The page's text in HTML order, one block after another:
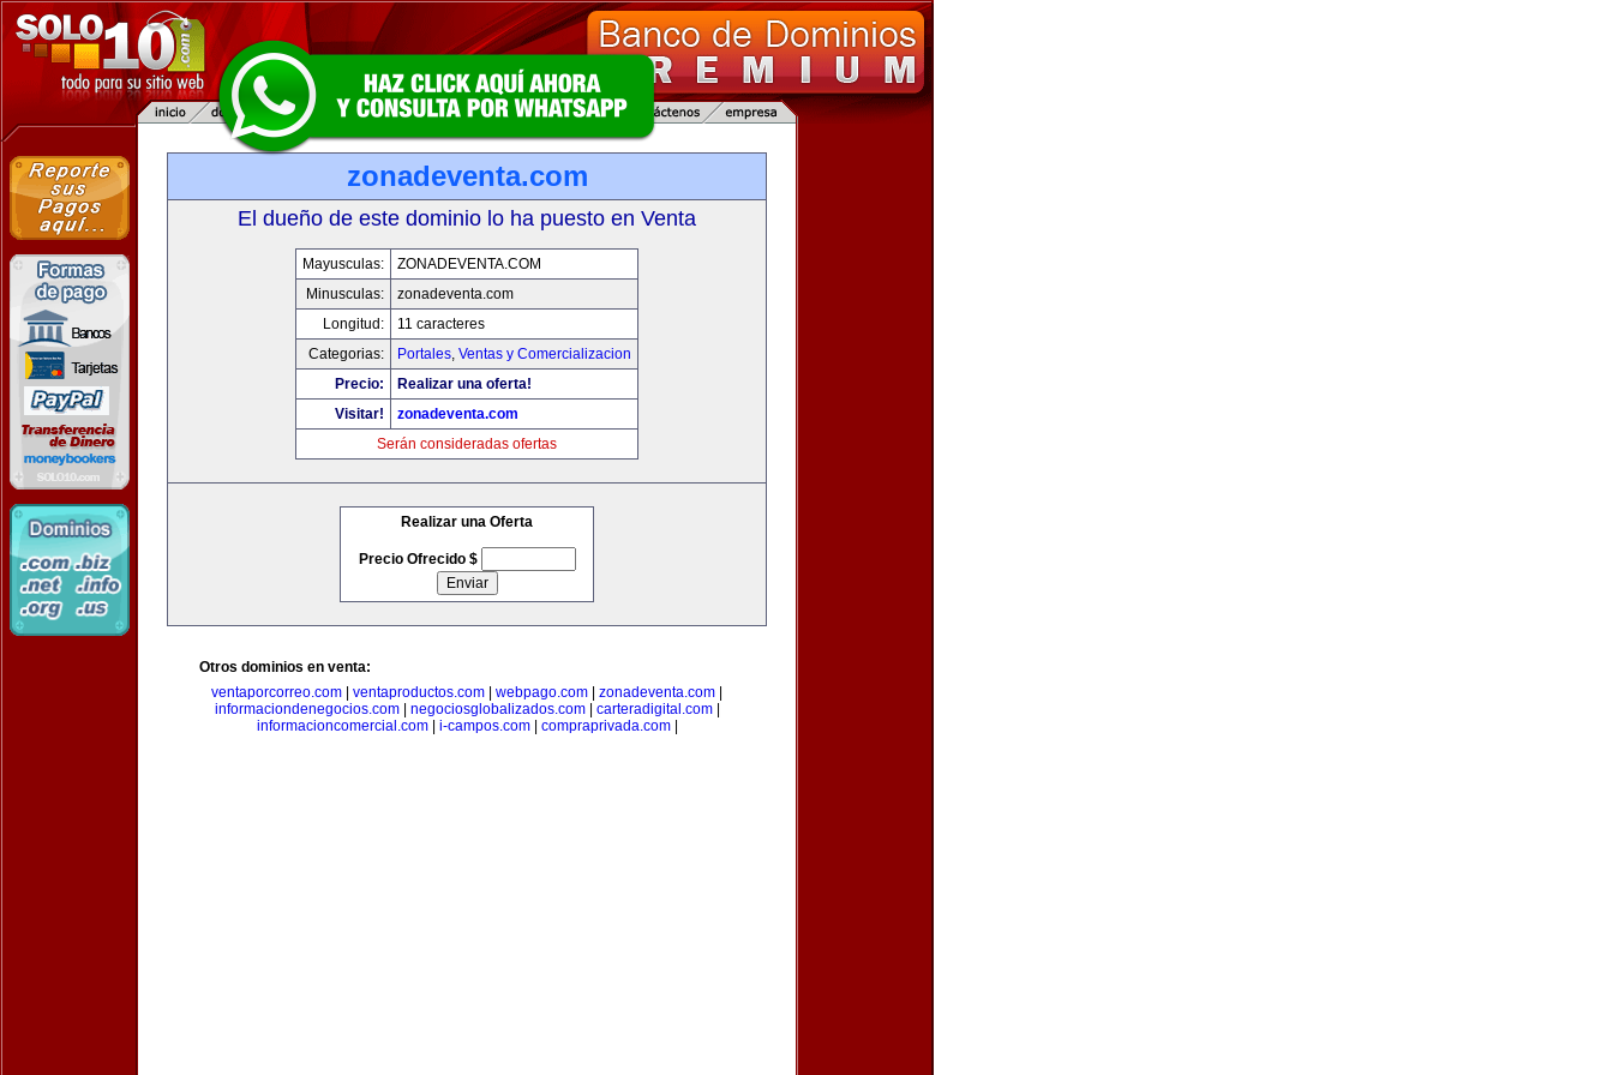
zonadeventa.com
El dueño de este dominio lo ha puesto en Venta
Mayusculas:
ZONADEVENTA.COM
Minusculas:
zonadeventa.com
Longitud:
11 caracteres
Categorias:
Portales, Ventas y Comercializacion
Precio:
Realizar una oferta!
Visitar!
zonadeventa.com
Serán consideradas ofertas
Realizar una Oferta
Precio Ofrecido $
Otros dominios en venta:
ventaporcorreo.com
ventaproductos.com webpago.com zonadeventa.com
informaciondenegocios.com| negociosglobalizados.com| carteradigital.com|
informacioncomercial.com| i-campos.com| compraprivada.com|